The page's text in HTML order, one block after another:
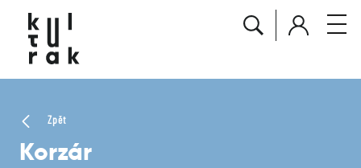
Zpět
Korzár